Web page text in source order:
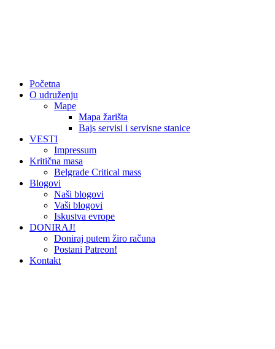
Početna
O udruženju
Mape
Mapa žarišta
Bajs servisi i servisne stanice
VESTI
Impressum
Kritična masa
Belgrade Critical mass
Blogovi
Naši blogovi
Vaši blogovi
Iskustva evrope
DONIRAJ!
Doniraj putem žiro računa
Postani Patreon!
Kontakt